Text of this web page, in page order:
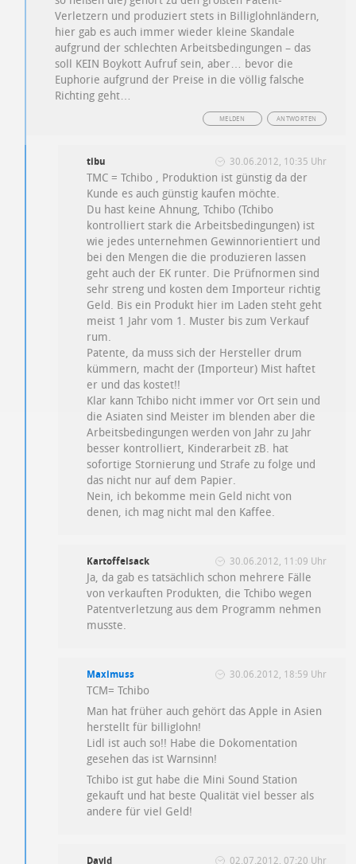
Verletzern und produziert stets in Billiglohnländern,
hier gab es auch immer wieder kleine Skandale
aufgrund der schlechten Arbeitsbedingungen – das
soll KEIN Boykott Aufruf sein, aber… bevor die
Euphorie aufgrund der Preise in die völlig falsche
Richting geht…
ANTWORTEN
MELDEN
tibu 30.06.2012, 10:35 Uhr
TMC = Tchibo , Produktion ist günstig da der
Kunde es auch günstig kaufen möchte.
Du hast keine Ahnung, Tchibo (Tchibo
kontrolliert stark die Arbeitsbedingungen) ist
wie jedes unternehmen Gewinnorientiert und
bei den Mengen die die produzieren lassen
geht auch der EK runter. Die Prüfnormen sind
sehr streng und kosten dem Importeur richtig
Geld. Bis ein Produkt hier im Laden steht geht
meist 1 Jahr vom 1. Muster bis zum Verkauf
rum.
Patente, da muss sich der Hersteller drum
kümmern, macht der (Importeur) Mist haftet
er und das kostet!!
Klar kann Tchibo nicht immer vor Ort sein und
die Asiaten sind Meister im blenden aber die
Arbeitsbedingungen werden von Jahr zu Jahr
besser kontrolliert, Kinderarbeit zB. hat
sofortige Stornierung und Strafe zu folge und
das nicht nur auf dem Papier.
Nein, ich bekomme mein Geld nicht von
denen, ich mag nicht mal den Kaffee.
Kartoffelsack 30.06.2012, 11:09 Uhr
Ja, da gab es tatsächlich schon mehrere Fälle
von verkauften Produkten, die Tchibo wegen
Patentverletzung aus dem Programm nehmen
musste.
Maximuss 30.06.2012, 18:59 Uhr
TCM= Tchibo
Man hat früher auch gehört das Apple in Asien
herstellt für billiglohn!
Lidl ist auch so!! Habe die Dokomentation
gesehen das ist Warnsinn!
Tchibo ist gut habe die Mini Sound Station
gekauft und hat beste Qualität viel besser als
andere für viel Geld!
David 02.07.2012, 07:20 Uhr